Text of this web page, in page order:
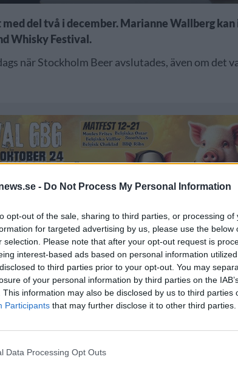
- Do Not Process My Personal Information
opt-out of the sale, sharing to third parties, or processing of
for targeted advertising by us, please use the below
selection. Please note that after your opt-out request is
interest-based ads based on personal information
to third parties prior to your opt-out. You may
of your personal information by third parties on the
This information may also be disclosed by us to third parties
Participants that may further disclose it to other third parties.
Data Processing Opt Outs
del två i december. Marianne Wallberg kan
Whisky Festival.
när Stockholm Beer avslutades, även om det
med bröd och hängde bara medan de som
säger Marianne Wallberg.
god tillströmning av besökare och på lördagen
dörrarna igen.
samtidigt annars hade det blivit ännu